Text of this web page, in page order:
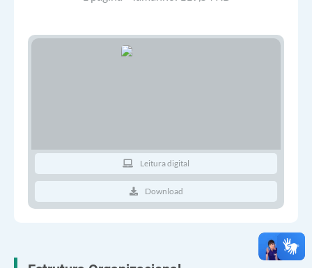
Leitura digital
Download